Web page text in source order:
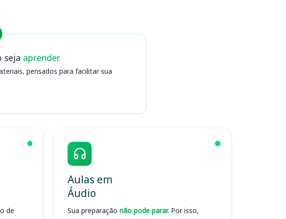
seja aprender.
pensados para facilitar sua
de
Aulas em
Áudio
Sua preparação não pode parar. Por isso,